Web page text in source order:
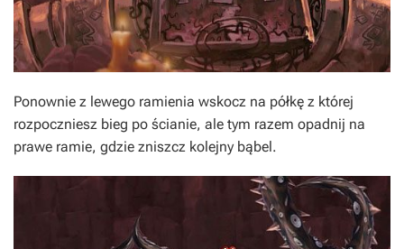
Ponownie z lewego ramienia wskocz na półkę z której
rozpoczniesz bieg po ścianie, ale tym razem opadnij na
prawe ramie, gdzie zniszcz kolejny bąbel.